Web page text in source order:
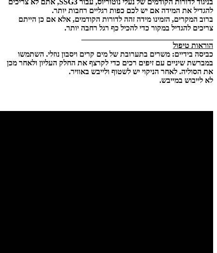
בניגוד לדורות הקודמים של נעלי נוטוריוס, עבור SSG3, אתם לא צריכים
להגדיל את המידה אם יש לכם כפות רגליים רחבות יותר.
ברוב המקרים, הזמינו מידה זהה לדורות הקודמים, אלא אם כן הייתם
צריכים להגדיל במקור כדי להכיל כף רגל רחבה יותר.
הוראות טיפול
כביסה בידיים: משרים בתערובת של מים קרים ויסבון נוזלי. השתמשו
במברשת שיניים עם זיפים רכים כדי לקרצף את החלק העליון ולאחר מכן
את הסוליה. לאחר הניקוי יש לשטוף ולייבש באוויר.
לא לייבוש במייבש.